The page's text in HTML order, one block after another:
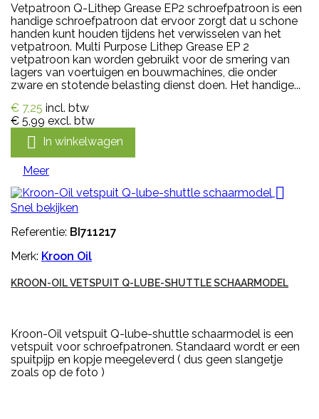
Vetpatroon Q-Lithep Grease EP2 schroefpatroon is een
handige schroefpatroon dat ervoor zorgt dat u schone
handen kunt houden tijdens het verwisselen van het
vetpatroon. Multi Purpose Lithep Grease EP 2
vetpatroon kan worden gebruikt voor de smering van
lagers van voertuigen en bouwmachines, die onder
zware en stotende belasting dienst doen. Het handige...
€ 7,25 incl. btw
€ 5,99 excl. btw
 In winkelwagen
Meer

Snel bekijken
Referentie: BI711217
Merk: Kroon Oil
KROON-OIL VETSPUIT Q-LUBE-SHUTTLE SCHAARMODEL
Kroon-Oil vetspuit Q-lube-shuttle schaarmodel is een
vetspuit voor schroefpatronen. Standaard wordt er een
spuitpijp en kopje meegeleverd ( dus geen slangetje
zoals op de foto )